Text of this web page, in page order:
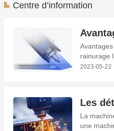
Centre d’information
rainurage
en biseau
rabotage,
2023-05-22
La
une